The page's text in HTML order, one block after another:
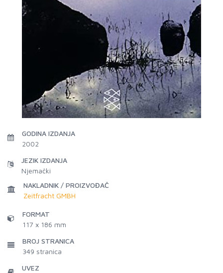
GODINA IZDANJA
2002
JEZIK IZDANJA
Njemački
NAKLADNIK / PROIZVOĐAČ
Zeitfracht GMBH
FORMAT
117 x 186 mm
BROJ STRANICA
349 stranica
UVEZ